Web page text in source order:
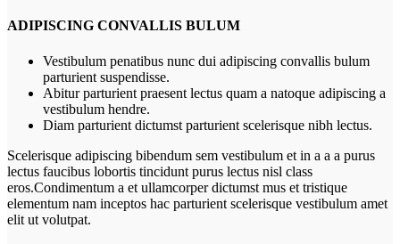
ADIPISCING CONVALLIS BULUM
Vestibulum penatibus nunc dui adipiscing convallis bulum
parturient suspendisse.
Abitur parturient praesent lectus quam a natoque adipiscing a
vestibulum hendre.
Diam parturient dictumst parturient scelerisque nibh lectus.
Scelerisque adipiscing bibendum sem vestibulum et in a a a purus
lectus faucibus lobortis tincidunt purus lectus nisl class
eros.Condimentum a et ullamcorper dictumst mus et tristique
elementum nam inceptos hac parturient scelerisque vestibulum amet
elit ut volutpat.